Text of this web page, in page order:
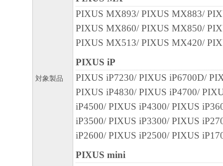
対象製品
PIXUS MX893/ PIXUS MX883/
PIXUS MX860/ PIXUS MX850/
PIXUS MX513/ PIXUS MX420/
PIXUS iP
PIXUS iP7230/ PIXUS iP6700D/
PIXUS iP4830/ PIXUS iP4700/
iP4500/ PIXUS iP4300/ PIXUS
iP3500/ PIXUS iP3300/ PIXUS
iP2600/ PIXUS iP2500/ PIXUS
PIXUS mini